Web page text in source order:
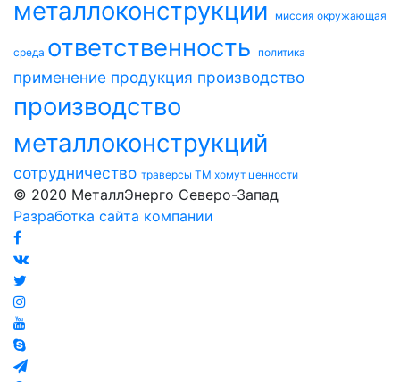
металлоконструкции миссия окружающая
среда ответственность политика
применение продукция производство
производство
металлоконструкций
сотрудничество траверсы ТМ хомут ценности
© 2020 МеталлЭнерго Северо-Запад
Разработка сайта компании